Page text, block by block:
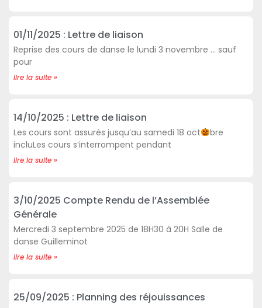
01/11/2025 : Lettre de liaison
Reprise des cours de danse le lundi 3 novembre … sauf
pour
lire la suite »
14/10/2025 : Lettre de liaison
Les cours sont assurés jusqu’au samedi 18 oct
bre
incluLes cours s’interrompent pendant
lire la suite »
3/10/2025 Compte Rendu de l’Assemblée
Générale
Mercredi 3 septembre 2025 de 18H30 à 20H Salle de
danse Guilleminot
lire la suite »
25/09/2025 : Planning des réjouissances